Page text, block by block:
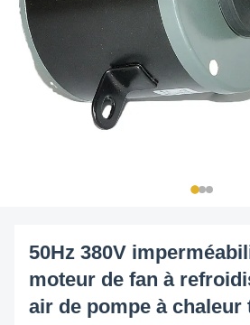
50Hz 380V
moteur de fan à
air de pompe à chaleur